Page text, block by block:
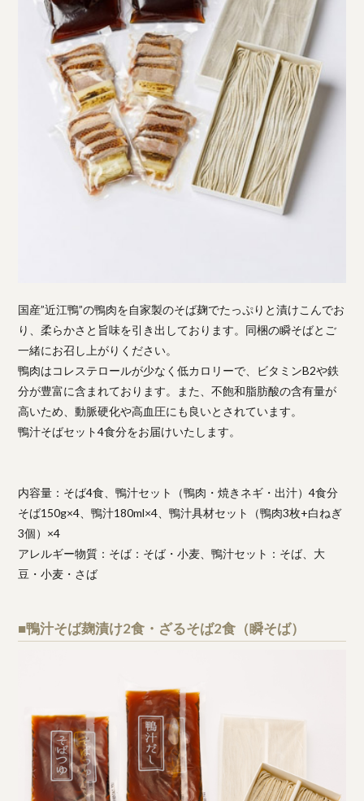
国産”近江鴨”の鴨肉を自家製のそば麹でたっぷりと漬けこんでお
り、柔らかさと旨味を引き出しております。同梱の瞬そばとご
一緒にお召し上がりください。
鴨肉はコレステロールが少なく低カロリーで、ビタミンB2や鉄
分が豊富に含まれております。また、不飽和脂肪酸の含有量が
高いため、動脈硬化や高血圧にも良いとされています。
鴨汁そばセット4食分をお届けいたします。
内容量：そば4食、鴨汁セット（鴨肉・焼きネギ・出汁）4食分
そば150g×4、鴨汁180ml×4、鴨汁具材セット（鴨肉3枚+白ねぎ
3個）×4
アレルギー物質：そば：そば・小麦、鴨汁セット：そば、大
豆・小麦・さば
■鴨汁そば麹漬け2食・ざるそば2食（瞬そば）